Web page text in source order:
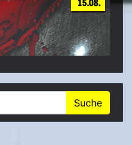
15.08.